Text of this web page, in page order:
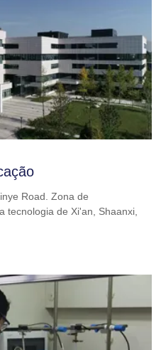
Road. Zona de
tecnologia de Xi'an, Shaanxi,